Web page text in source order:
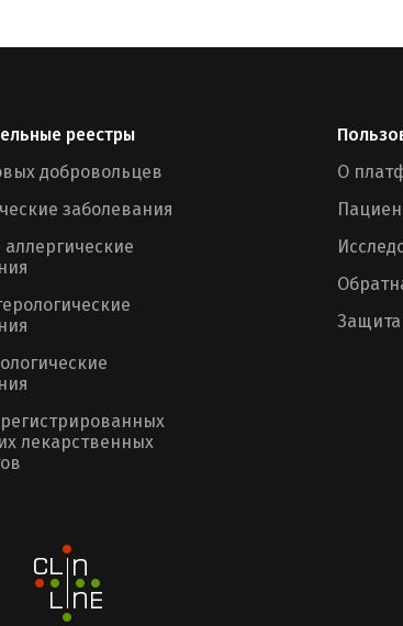
реестры
добровольцев
заболевания
лекарственных
О